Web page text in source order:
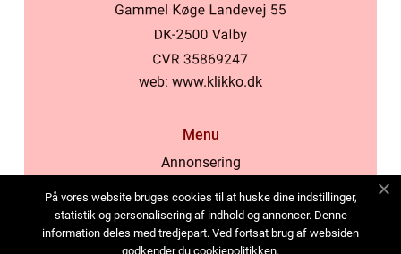
web: www.klikko.dk
Menu
Annonsering
Cookies
Kontakta oss
På vores website bruges cookies til at huske dine indstillinger,
statistik og personalisering af indhold og annoncer. Denne
information deles med tredjepart. Ved fortsat brug af websiden
godkender du cookiepolitikken.